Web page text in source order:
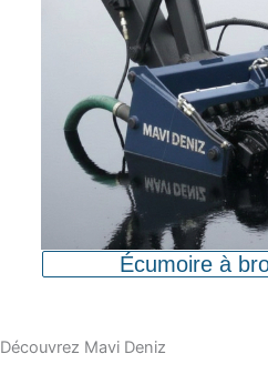
Écumoire à
Découvrez Mavi Deniz